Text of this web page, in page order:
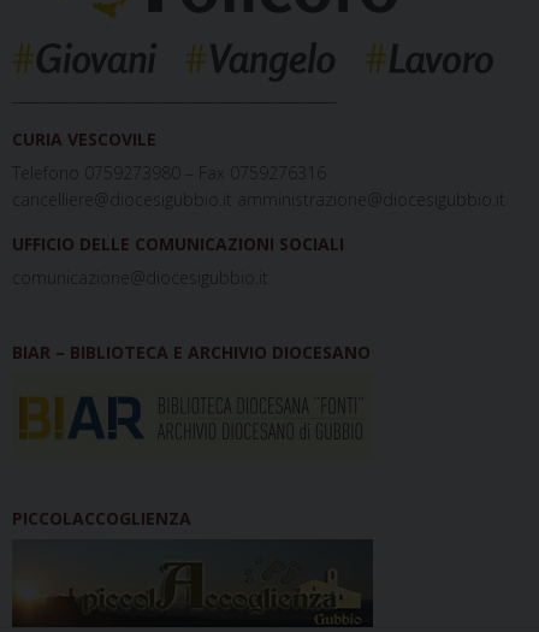
CURIA VESCOVILE
Telefono 0759273980 – Fax 0759276316
cancelliere@diocesigubbio.it amministrazione@diocesigubbio.it
UFFICIO DELLE COMUNICAZIONI SOCIALI
comunicazione@diocesigubbio.it
BIAR – BIBLIOTECA E ARCHIVIO DIOCESANO
PICCOLACCOGLIENZA